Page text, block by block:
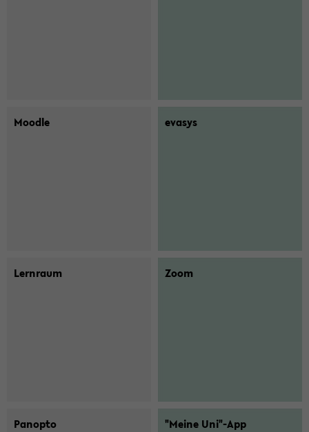
Mood­le evasys
Lern­raum Zoom
Pan­op­to "Meine Uni"-App